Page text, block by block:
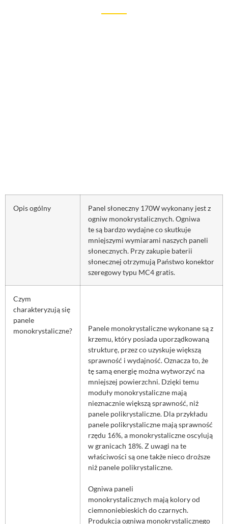
Opis ogólny
Panel słoneczny 170W wykonany jest z
ogniw monokrystalicznych. Ogniwa
te są bardzo wydajne co skutkuje
mniejszymi wymiarami naszych paneli
słonecznych. Przy zakupie baterii
słonecznej otrzymują Państwo konektor
szeregowy typu MC4 gratis.
Czym
charakteryzują się
panele
monokrystaliczne?
Panele monokrystaliczne wykonane są z
krzemu, który posiada uporządkowaną
strukturę, przez co uzyskuje większą
sprawność i wydajność. Oznacza to, że
tę samą energię można wytworzyć na
mniejszej powierzchni. Dzięki temu
moduły monokrystaliczne mają
nieznacznie większą sprawność, niż
panele polikrystaliczne. Dla przykładu
panele polikrystaliczne mają sprawność
rzędu 16%, a monokrystaliczne oscylują
w granicach 18%. Z uwagi na te
właściwości są one także nieco droższe
niż panele polikrystaliczne.
Ogniwa paneli
monokrystalicznych mają kolory od
ciemnoniebieskich do czarnych.
Produkcja ogniwa monokrystalicznego